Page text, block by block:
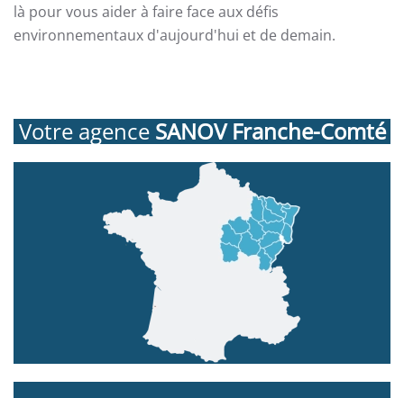
là pour vous aider à faire face aux défis
environnementaux d'aujourd'hui et de demain.
Votre agenceSANOV Franche-Comté